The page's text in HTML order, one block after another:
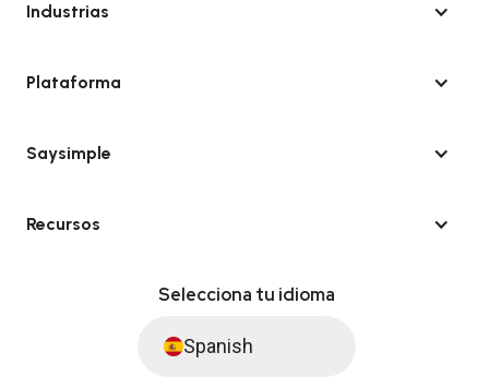
Industrias
Plataforma
Saysimple
Recursos
Selecciona tu idioma
Spanish